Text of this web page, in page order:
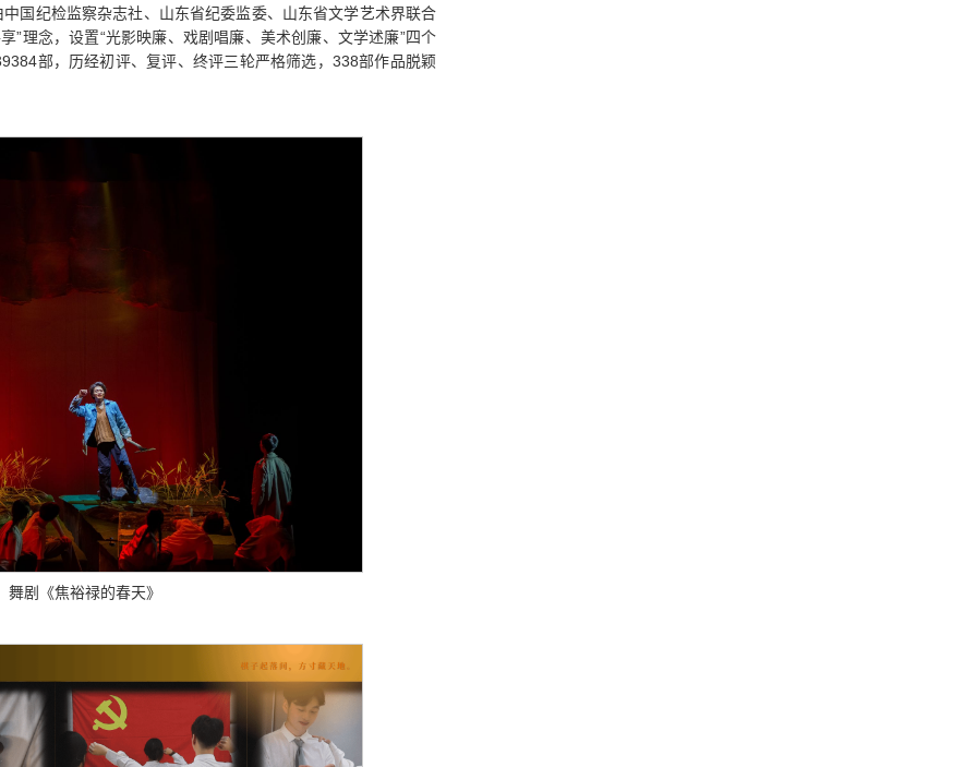
国纪检监察杂志社、山东省纪委监委、山东省文学艺术界联合
”理念，设置“光影映廉、戏剧唱廉、美术创廉、文学述廉”四个
部，历经初评、复评、终评三轮严格筛选，338部作品脱颖
剧《焦裕禄的春天》